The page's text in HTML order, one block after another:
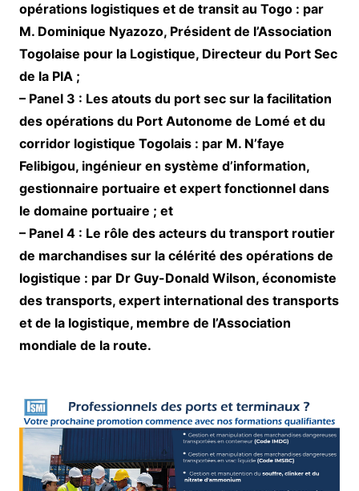
opérations logistiques et de transit au Togo : par
M. Dominique Nyazozo, Président de l’Association
Togolaise pour la Logistique, Directeur du Port Sec
de la PIA ;
– Panel 3 : Les atouts du port sec sur la facilitation
des opérations du Port Autonome de Lomé et du
corridor logistique Togolais : par M. N’faye
Felibigou, ingénieur en système d’information,
gestionnaire portuaire et expert fonctionnel dans
le domaine portuaire ; et
– Panel 4 : Le rôle des acteurs du transport routier
de marchandises sur la célérité des opérations de
logistique : par Dr Guy-Donald Wilson, économiste
des transports, expert international des transports
et de la logistique, membre de l’Association
mondiale de la route.